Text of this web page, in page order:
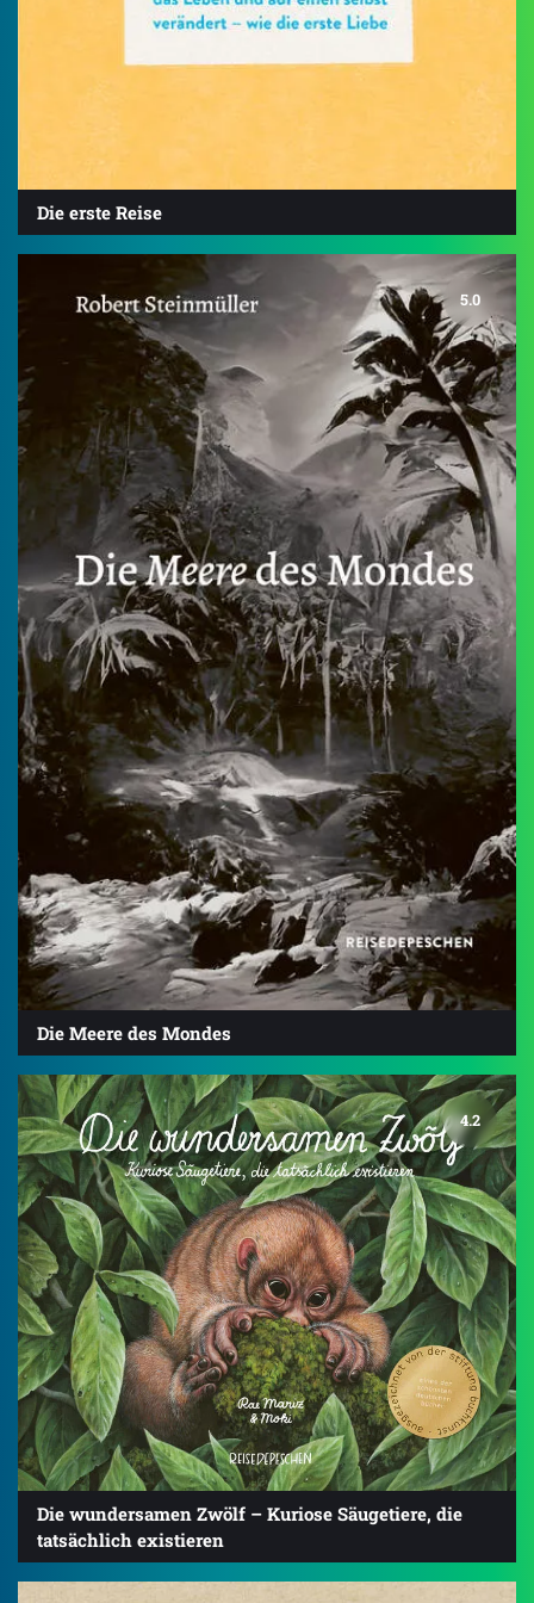
Die erste Reise
5.0
Die Meere des Mondes
4.2
Die wundersamen Zwölf – Kuriose Säugetiere, die
tatsächlich existieren